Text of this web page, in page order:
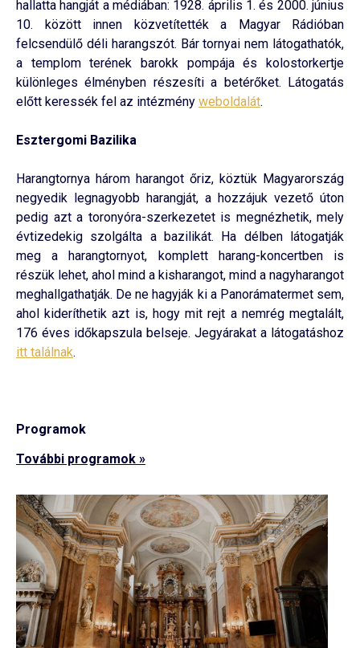
hallatta hangját a médiában: 1928. április 1. és 2000. június
10. között innen közvetítették a Magyar Rádióban
felcsendülő déli harangszót. Bár tornyai nem látogathatók,
a templom terének barokk pompája és kolostorkertje
különleges élményben részesíti a betérőket. Látogatás
előtt keressék fel az intézmény weboldalát.
Esztergomi Bazilika
Harangtornya három harangot őriz, köztük Magyarország
negyedik legnagyobb harangját, a hozzájuk vezető úton
pedig azt a toronyóra-szerkezetet is megnézhetik, mely
évtizedekig szolgálta a bazilikát. Ha délben látogatják
meg a harangtornyot, komplett harang-koncertben is
részük lehet, ahol mind a kisharangot, mind a nagyharangot
meghallgathatják. De ne hagyják ki a Panorámatermet sem,
ahol kideríthetik azt is, hogy mit rejt a nemrég megtalált,
176 éves időkapszula belseje. Jegyárakat a látogatáshoz
itt találnak.
Programok
További programok »